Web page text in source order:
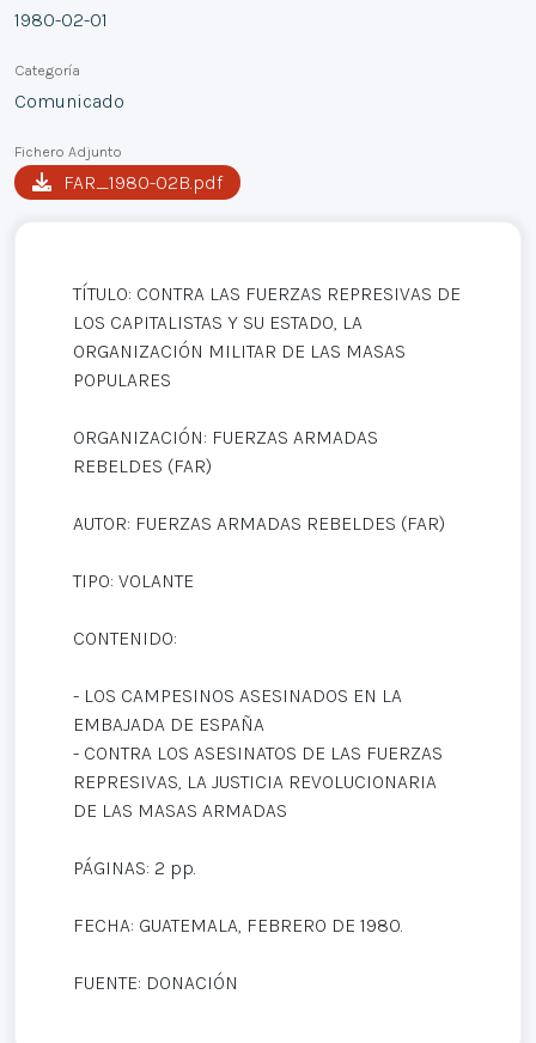
1980-02-01
Categoría
Comunicado
Fichero Adjunto
FAR_1980-02B.pdf
TÍTULO: CONTRA LAS FUERZAS REPRESIVAS DE
LOS CAPITALISTAS Y SU ESTADO, LA
ORGANIZACIÓN MILITAR DE LAS MASAS
POPULARES
ORGANIZACIÓN: FUERZAS ARMADAS
REBELDES (FAR)
AUTOR: FUERZAS ARMADAS REBELDES (FAR)
TIPO: VOLANTE
CONTENIDO:
- LOS CAMPESINOS ASESINADOS EN LA
EMBAJADA DE ESPAÑA
- CONTRA LOS ASESINATOS DE LAS FUERZAS
REPRESIVAS, LA JUSTICIA REVOLUCIONARIA
DE LAS MASAS ARMADAS
PÁGINAS: 2 pp.
FECHA: GUATEMALA, FEBRERO DE 1980.
FUENTE: DONACIÓN